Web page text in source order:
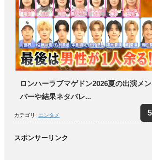
ロンハーラブマゲドン2026夏の出演メン
バーや結果ネタバレ...
カテゴリ: エンタメ
スポンサーリンク